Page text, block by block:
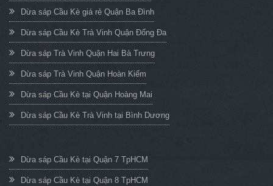
Dừa sáp Cầu Kè giá rẻ Quận Ba Đình
Dừa sáp Cầu Kè Trà Vinh Quận Đống Đa
Dừa sáp Trà Vinh Quận Hai Bà Trưng
Dừa sáp Trà Vinh Quận Hoàn Kiếm
Dừa sáp Cầu Kè tại Quận Hoàng Mai
Dừa sáp Cầu Kè Trà Vinh tại Bình Dương
Dừa sáp Cầu Kè tại Quận 7 TpHCM
Dừa sáp Cầu Kè tại Quận 8 TpHCM